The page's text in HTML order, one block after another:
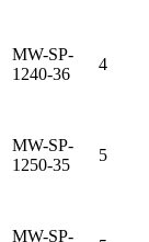
MW-SP-
1240-36
4
MW-SP-
1250-35
5
MW-SP-